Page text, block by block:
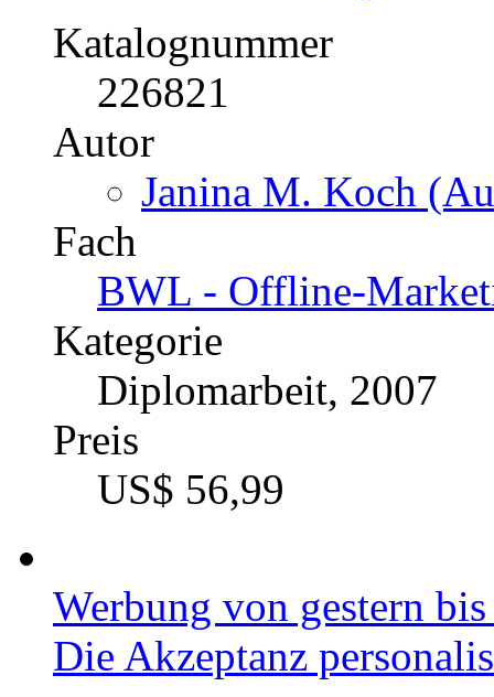
Katalognummer
226821
Autor
Janina M. Koch
Fach
BWL - Offline-
Kategorie
Diplomarbeit, 2007
Preis
US$ 56,99
Werbung von gestern
Die Akzeptanz